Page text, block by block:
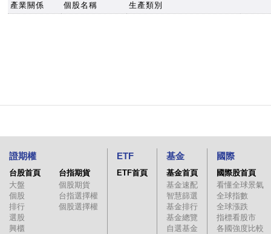
產業關係 個股名稱 生產類別
證期權
台股首頁
大盤
個股
排行
選股
興櫃
台指期貨
個股期貨
台指選擇權
個股選擇權
ETF
ETF首頁
基金
基金首頁
基金速配
智慧篩選
基金排行
基金總覽
自選基金
國際
國際股首頁
看懂全球景氣
全球指數
全球漲跌
指標看股市
各國強度比較